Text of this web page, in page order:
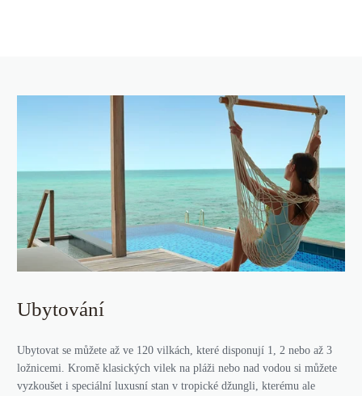
Ubytování
Ubytovat se můžete až ve 120 vilkách, které disponují 1, 2 nebo až 3
ložnicemi. Kromě klasických vilek na pláži nebo nad vodou si můžete
vyzkoušet i speciální luxusní stan v tropické džungli, kterému ale